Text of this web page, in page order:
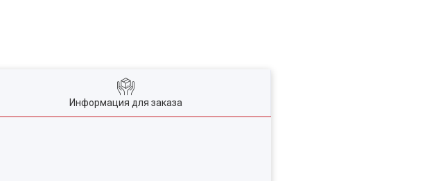
Информация для заказа